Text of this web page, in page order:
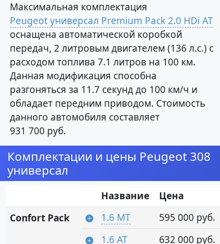
Максимальная комплектация
Peugeot универсал Premium Pack 2.0 HDi AT
оснащена автоматической коробкой
передач, 2 литровым двигателем (136 л.с.) с
расходом топлива 7.1 литров на 100 км.
Данная модификация способна
разгоняться за 11.7 секунд до 100 км/ч и
обладает передним приводом. Стоимость
данного автомобиля составляет
931 700 руб.
Комплектации и цены Peugeot 308
универсал
Название
Цена
Confort Pack
1.6 MT
595 000 руб.
1.6 AT
632 000 руб.